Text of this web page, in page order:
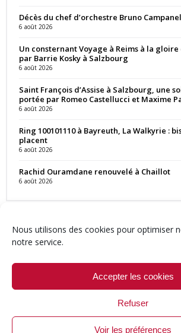
Nous utilisons des cookies pour optimiser
notre service.
Accepter les cookies
Refuser
Voir les préférences
Décès du chef d’orchestre Bruno
6 août 2026
Un consternant Voyage à Reims à la
par Barrie Kosky à Salzbourg
6 août 2026
Saint François d’Assise à Salzbourg, une
portée par Romeo Castellucci et Maxime
6 août 2026
Ring 100101110 à Bayreuth, La Walkyrie :
placent
6 août 2026
Rachid Ouramdane renouvelé à Chaillot
6 août 2026